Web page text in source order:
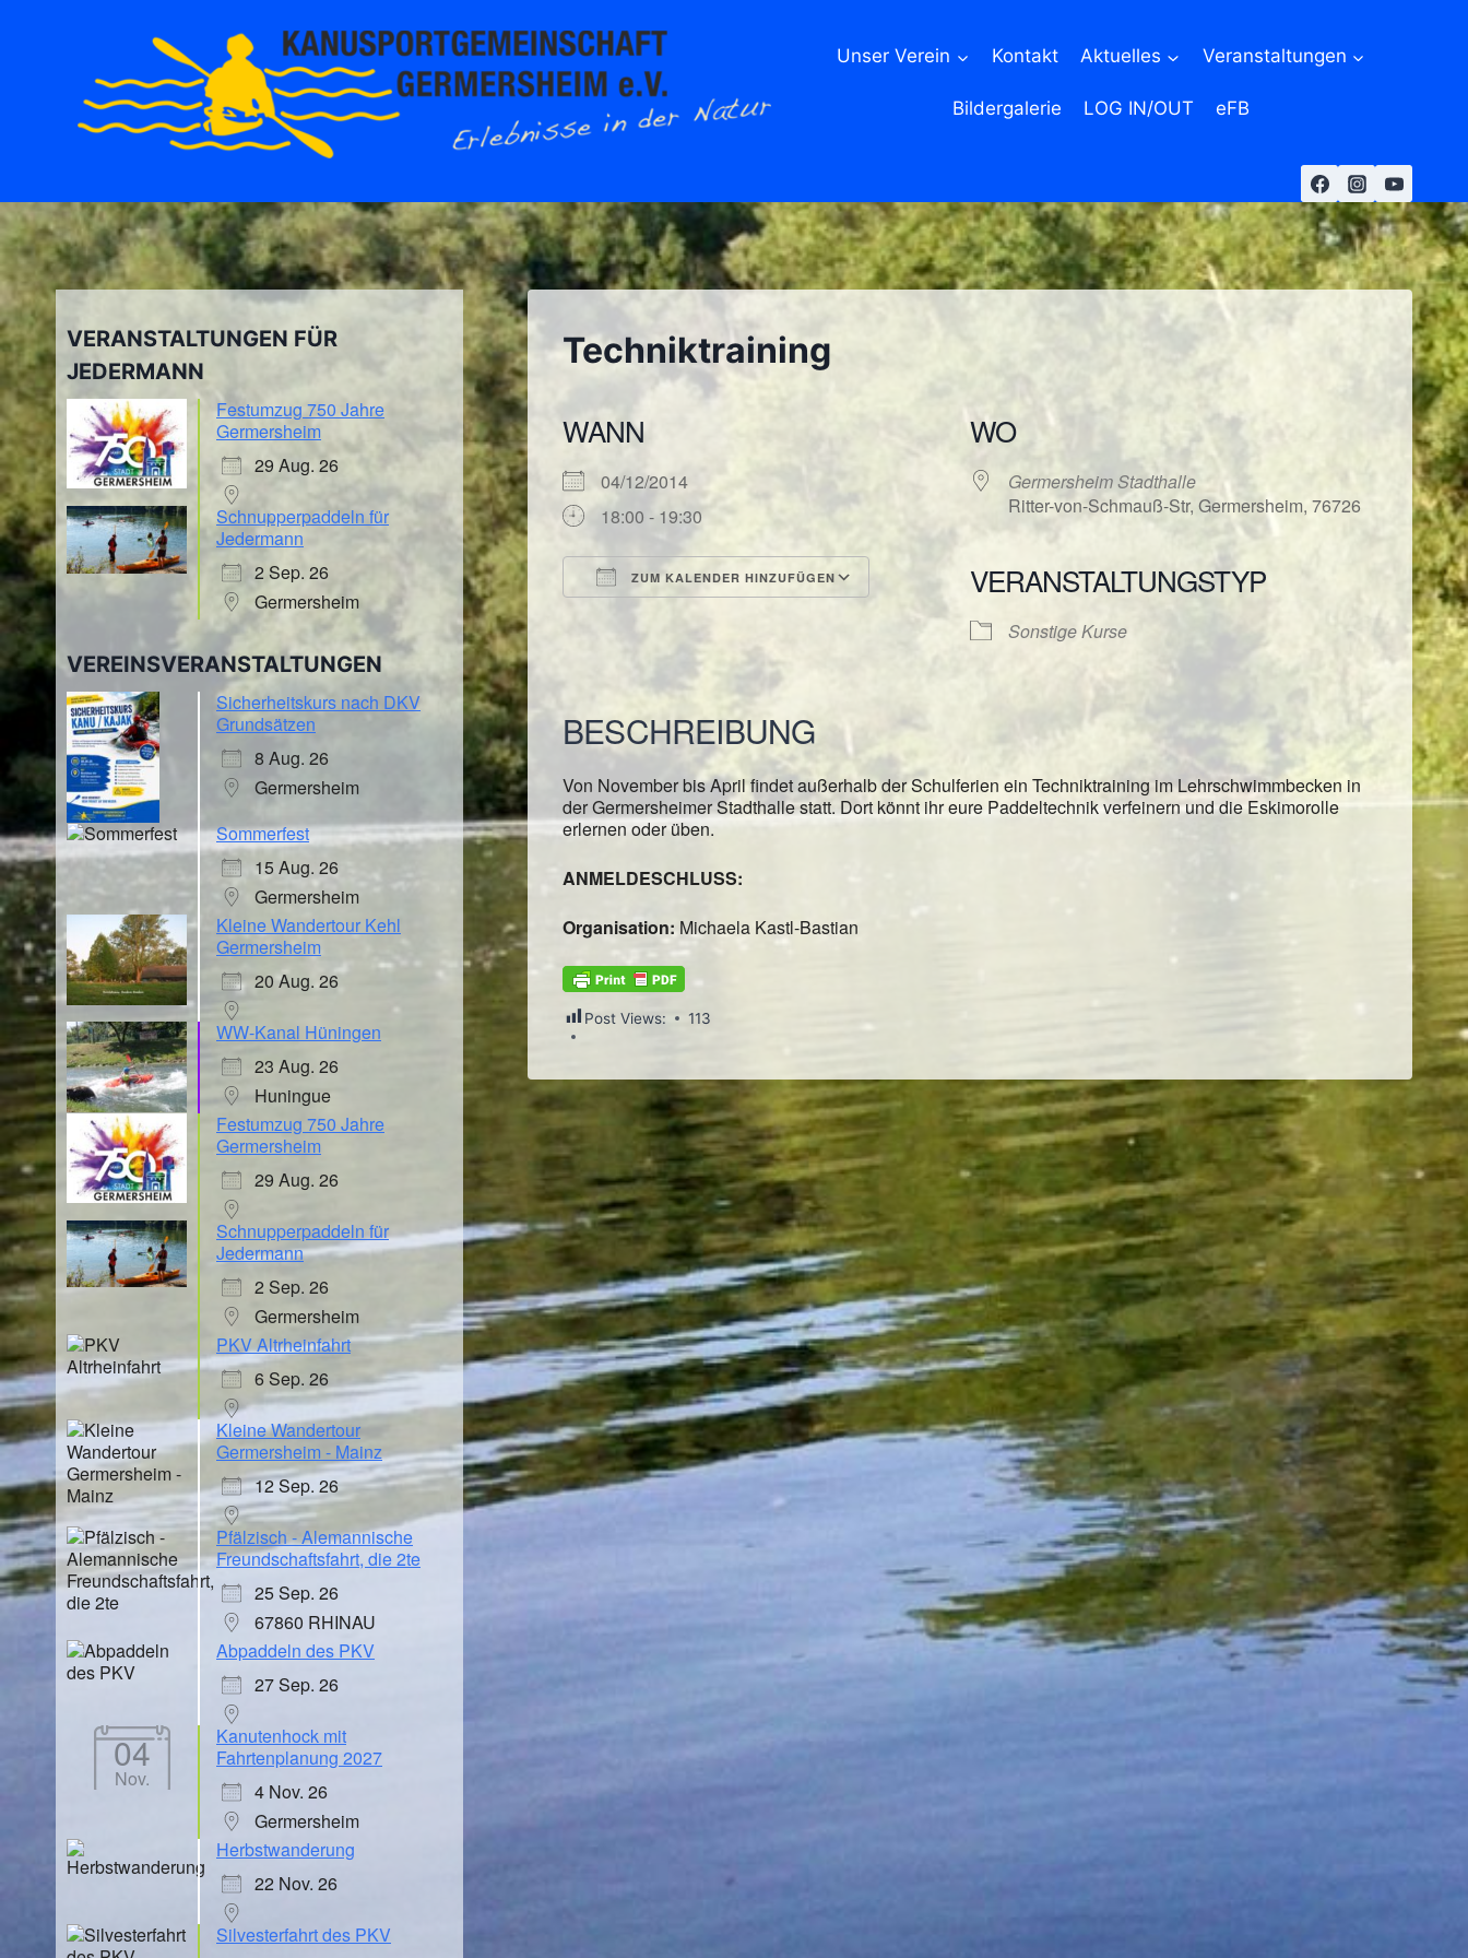
Unser Verein Kontakt Aktuelles Veranstaltungen
Bildergalerie LOG IN/OUT eFB
Techniktraining
WANN
04/12/2014
18:00 - 19:30
ZUM KALENDER HINZUFÜGEN
Google Kalender
WO
Germersheim Stadthalle
Ritter-von-Schmauß-Str, Germersheim, 76726
VERANSTALTUNGSTYP
Sonstige Kurse
BESCHREIBUNG
Von November bis April findet außerhalb der Schulferien ein Techniktraining im Lehrschwimmbecken in
der Germersheimer Stadthalle statt. Dort könnt ihr eure Paddeltechnik verfeinern und die Eskimorolle
erlernen oder üben.
ANMELDESCHLUSS:
Organisation: Michaela Kastl-Bastian
Post Views: 113
VERANSTALTUNGEN FÜR
JEDERMANN
Festumzug 750 Jahre
Germersheim
29 Aug. 26
Schnupperpaddeln für
Jedermann
2 Sep. 26
Germersheim
VEREINSVERANSTALTUNGEN
Sicherheitskurs nach DKV
Grundsätzen
8 Aug. 26
Germersheim
Sommerfest
15 Aug. 26
Germersheim
Kleine Wandertour Kehl
Germersheim
20 Aug. 26
WW-Kanal Hüningen
23 Aug. 26
Huningue
Festumzug 750 Jahre
Germersheim
29 Aug. 26
Schnupperpaddeln für
Jedermann
2 Sep. 26
Germersheim
PKV Altrheinfahrt
6 Sep. 26
Kleine Wandertour
Germersheim - Mainz
12 Sep. 26
Pfälzisch - Alemannische
Freundschaftsfahrt, die 2te
25 Sep. 26
67860 RHINAU
Abpaddeln des PKV
27 Sep. 26
04
Nov.
Kanutenhock mit
Fahrtenplanung 2027
4 Nov. 26
Germersheim
Herbstwanderung
22 Nov. 26
Silvesterfahrt des PKV